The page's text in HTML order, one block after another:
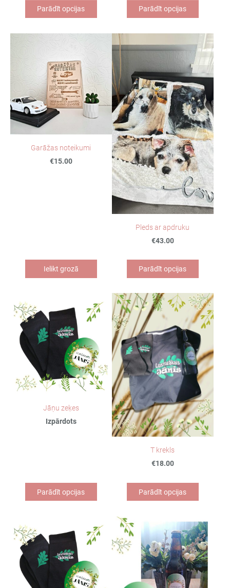
Parādīt opcijas Parādīt opcijas
Garāžas noteikumi
€15.00
Ielikt grozā
Pleds ar apdruku
€43.00
Parādīt opcijas
Jāņu zeķes
Izpārdots
Parādīt opcijas
T krekls
€18.00
Parādīt opcijas